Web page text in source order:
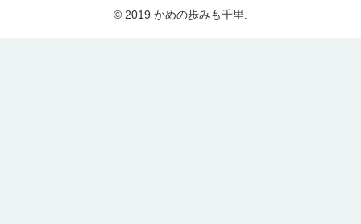
© 2019 かめの歩みも千里.